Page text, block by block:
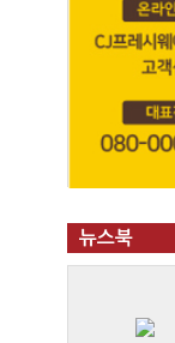
뉴스북